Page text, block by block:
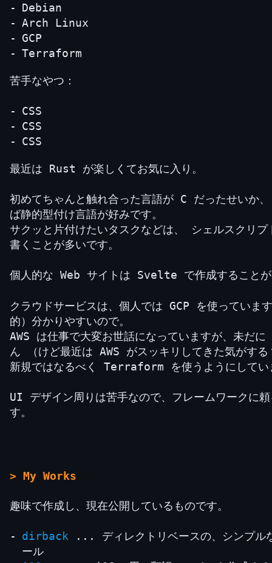
Debian
Arch Linux
GCP
Terraform
苦手なやつ：
CSS
CSS
CSS
最近は Rust が楽しくてお気に入り。
初めてちゃんと触れ合った言語が C だったせいか
ば静的型付け言語が好みです。
サクッと片付けたいタスクなどは、 シェルスクリ
書くことが多いです。
個人的な Web サイトは Svelte で作成することが
クラウドサービスは、個人では GCP を使ってい
的）分かりやすいので。
AWS は仕事で大変お世話になっていますが、未だ
ん （けど最近は AWS がスッキリしてきた気がする
新規ではなるべく Terraform を使うようにしてい
UI デザイン周りは苦手なので、フレームワークに
す。
> My Works
趣味で作成し、現在公開しているものです。
dirback ... ディレクトリベースの、シンプル
ール